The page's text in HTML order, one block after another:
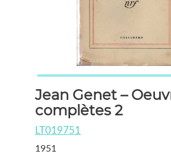
Jean Genet –
complètes 2
LT019751
1951